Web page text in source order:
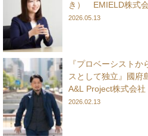
き） EMIELD株式
2026.05.13
『プロベーシスト
スとして独立』國
A&L Project株式会
2026.02.13